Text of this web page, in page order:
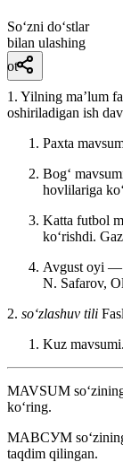
So‘zni do‘stlar
bilan ulashing
ot
1. Yilning maʼlum
oshiriladigan ish
Paxta
Bogʻ
hovlilariga
Katta futbol
koʻrishdi.
Avgust oyi —
N. Safarov,
2. so‘zlashuv tili
Kuz
MAVSUM
ko‘ring.
МАВСУМ
taqdim qilingan.